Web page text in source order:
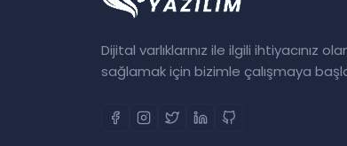
Dijital varlıklarınız ile ilgili ihtiyacınız
sağlamak için bizimle çalışmaya